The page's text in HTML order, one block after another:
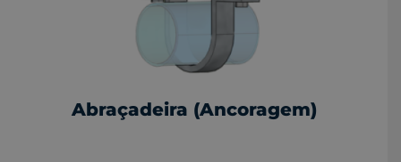
Abraçadeira (Ancoragem)